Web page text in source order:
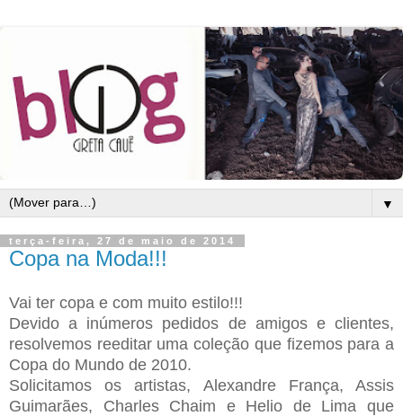
▼
terça-feira, 27 de maio de 2014
Copa na Moda!!!
Vai ter copa e com muito estilo!!!
Devido a inúmeros pedidos de amigos e clientes,
resolvemos reeditar uma coleção que fizemos para a
Copa do Mundo de 2010.
Solicitamos os artistas, Alexandre França, Assis
Guimarães, Charles Chaim e Helio de Lima que